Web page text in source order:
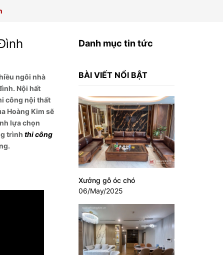
ngôi nhà
Nội hất
công nội thất
Hoàng Kim sẽ
lựa chọn
trình thi công
Danh mục tin tức
BÀI VIẾT NỔI BẬT
Xưởng gỗ óc chó
06/May/2025